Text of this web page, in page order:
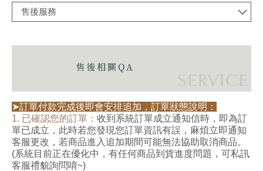
售後服務
➤訂單付款完成後即會安排追加，訂單狀態說明：
1. 已確認您的訂單 ： 收到系統訂單成立通知信時，即為訂
單已成立，此時若您發現您訂單資訊有誤，麻煩立即通知
客服更改，若商品進入追加期間可能無法協助取消商品。
(系統目前正在優化中，有任何商品到貨進度問題，可私訊
客服禮貌詢問唷~)